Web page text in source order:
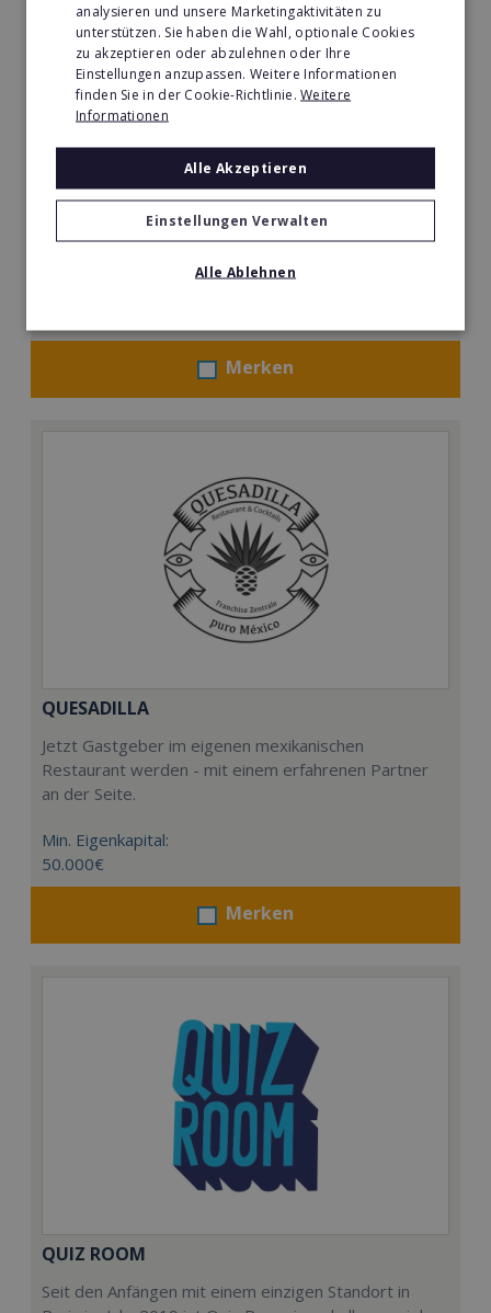
Mindways 3D TrickArt
3D TrickArt ist der neue Mega-Freizeittrend für die
ganze Familie.
Merken
QUESADILLA
Jetzt Gastgeber im eigenen mexikanischen
Restaurant werden - mit einem erfahrenen Partner
an der Seite.
Min. Eigenkapital:
50.000€
Merken
QUIZ ROOM
Seit den Anfängen mit einem einzigen Standort in
analysieren und unsere Marketingaktivitäten zu
unterstützen. Sie haben die Wahl, optionale Cookies
zu akzeptieren oder abzulehnen oder Ihre
Einstellungen anzupassen. Weitere Informationen
finden Sie in der Cookie-Richtlinie.Weitere
Informationen
Alle Akzeptieren
Einstellungen Verwalten
Alle Ablehnen